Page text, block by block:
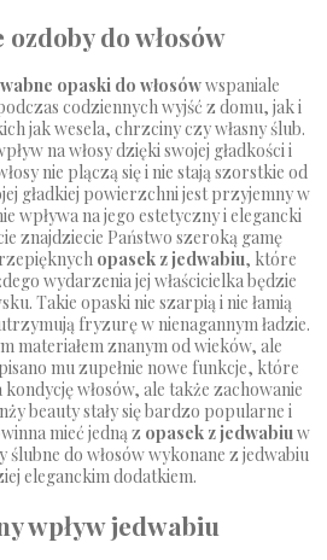
ozdoby do włosów
opaski do włosówwspaniale
codziennych wyjść z domu, jak i
jak wesela, chrzciny czy własny ślub.
na włosy dzięki swojej gładkości i
nie plączą się i nie stają szorstkie od
gładkiej powierzchni jest przyjemny w
wpływa na jego estetyczny i elegancki
znajdziecie Państwo szeroką gamę
opasek z jedwabiu, które
wydarzenia jej właścicielka będzie
Takie opaski nie szarpią i nie łamią
fryzurę w nienagannym ładzie.
materiałem znanym od wieków, ale
mu zupełnie nowe funkcje, które
kondycję włosów, ale także zachowanie
beauty stały się bardzo popularne i
mieć jedną z opasek z jedwabiu w
ślubne do włosówwykonane z jedwabiu
eleganckim dodatkiem.
wpływ jedwabiu